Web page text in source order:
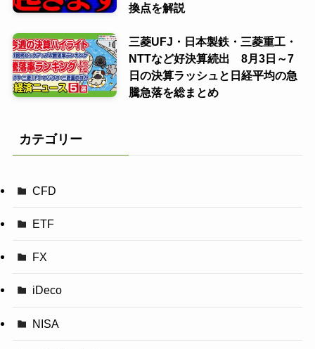
換点を解説
三菱UFJ・日本製鉄・三菱重工・
NTTなど好決算続出 8月3日～7
日の決算ラッシュと日経平均の急
騰急落を総まとめ
カテゴリー
CFD
ETF
FX
iDeco
NISA